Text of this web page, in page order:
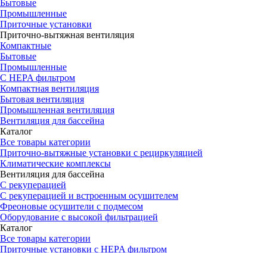
Бытовые
Промышленные
Приточные установки
Приточно-вытяжная вентиляция
Компактные
Бытовые
Промышленные
С HEPA фильтром
Компактная вентиляция
Бытовая вентиляция
Промышленная вентиляция
Вентиляция для бассейна
Каталог
Все товары категории
Приточно-вытяжные установки с рециркуляцией
Климатические комплексы
Вентиляция для бассейна
С рекуперацией
С рекуперацией и встроенным осушителем
Фреоновые осушители с подмесом
Оборудование с высокой фильтрацией
Каталог
Все товары категории
Приточные установки c HEPA фильтром